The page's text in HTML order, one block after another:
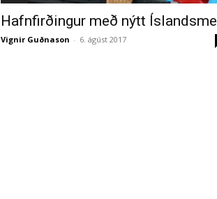
Hafnfirðingur með nýtt
Vignir Guðnason - 6. ágúst 2017